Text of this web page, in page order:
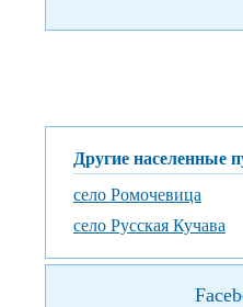
Другие
село Ромочевица
село Русская Кучава